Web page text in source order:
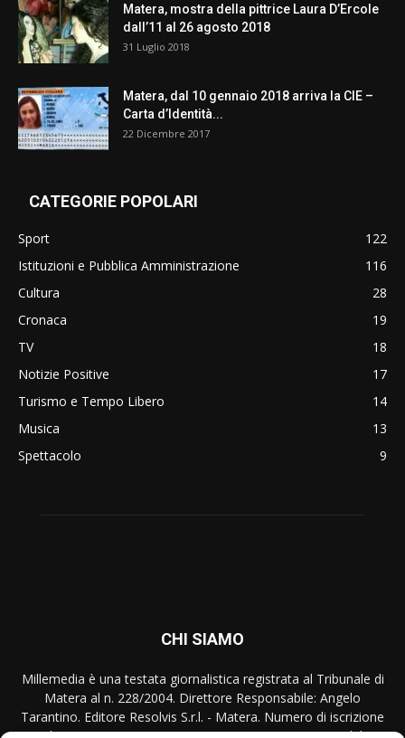
Matera, mostra della pittrice Laura D’Ercole
dall’11 al 26 agosto 2018
31 Luglio 2018
Matera, dal 10 gennaio 2018 arriva la CIE –
Carta d’Identità...
22 Dicembre 2017
CATEGORIE POPOLARI
Sport
122
Istituzioni e Pubblica Amministrazione
116
Cultura
28
Cronaca
19
TV
18
Notizie Positive
17
Turismo e Tempo Libero
14
Musica
13
Spettacolo
9
CHI SIAMO
Millemedia è una testata giornalistica registrata al Tribunale di
Matera al n. 228/2004. Direttore Responsabile: Angelo
Tarantino. Editore Resolvis S.r.l. - Matera. Numero di iscrizione